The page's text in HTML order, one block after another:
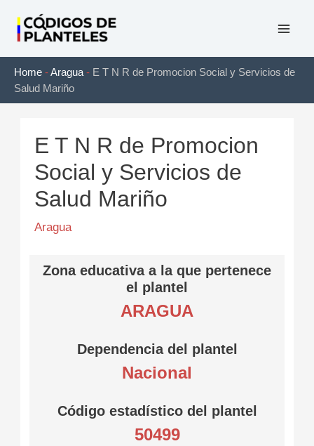
contenido
Home -Aragua - E T N R de Promocion Social y Servicios de
Salud Mariño
E T N R de Promocion
Social y Servicios de
Salud Mariño
Aragua
Zona educativa a la que pertenece
el plantel
ARAGUA
Dependencia del plantel
Nacional
Código estadístico del plantel
50499